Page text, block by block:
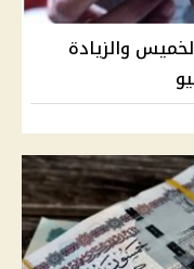
يبدأ غدًا الخميس والزيادة